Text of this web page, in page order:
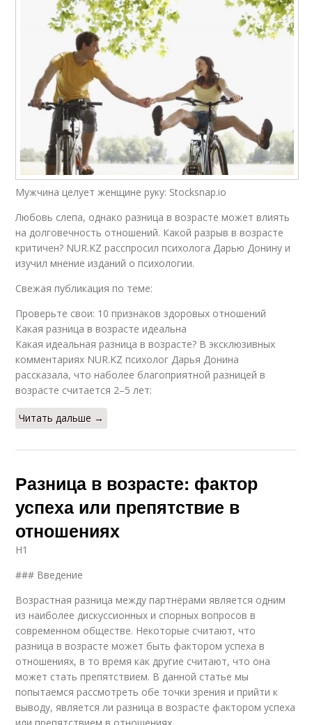
Мужчина целует женщине руку: Stocksnap.io
Любовь слепа, однако разница в возрасте может влиять
на долговечность отношений. Какой разрыв в возрасте
критичен? NUR.KZ расспросил психолога Дарью Донину и
изучил мнение изданий о психологии.
Свежая публикация по теме:
Проверьте свои: 10 признаков здоровых отношений
Какая разница в возрасте идеальна
Какая идеальная разница в возрасте? В эксклюзивных
комментариях NUR.KZ психолог Дарья Донина
рассказала, что наболее благоприятной разницей в
возрасте считается 2–5 лет:
Читать дальше →
Разница в возрасте: фактор
успеха или препятствие в
отношениях
H1
### Введение
Возрастная разница между партнёрами является одним
из наиболее дискуссионных и спорных вопросов в
современном обществе. Некоторые считают, что
разница в возрасте может быть фактором успеха в
отношениях, в то время как другие считают, что она
может стать препятствием. В данной статье мы
попытаемся рассмотреть обе точки зрения и прийти к
выводу, является ли разница в возрасте фактором успеха
или препятствием в отношениях.